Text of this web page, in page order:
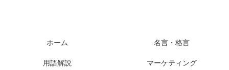
ホーム 名言・格言
用語解説 マーケティング